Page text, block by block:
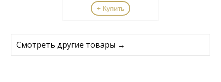
+ Купить
Смотреть другие товары →